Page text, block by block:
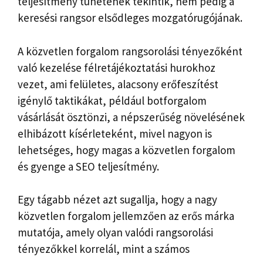
keresési rangsor elsődleges mozgatórugójának.
A közvetlen forgalom rangsorolási tényezőként
való kezelése félretájékoztatási hurokhoz
vezet, ami felületes, alacsony erőfeszítést
igénylő taktikákat, például botforgalom
vásárlását ösztönzi, a népszerűség növelésének
elhibázott kísérleteként, mivel nagyon is
lehetséges, hogy magas a közvetlen forgalom
és gyenge a SEO teljesítmény.
Egy tágabb nézet azt sugallja, hogy a nagy
közvetlen forgalom jellemzően az erős márka
mutatója, amely olyan valódi rangsorolási
tényezőkkel korrelál, mint a számos